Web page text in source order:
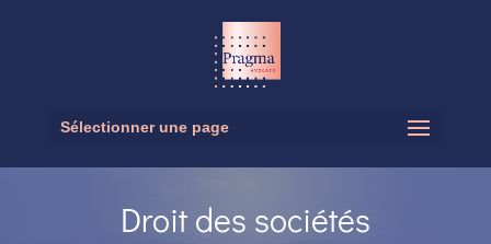
Sélectionner une page
Droit des sociétés